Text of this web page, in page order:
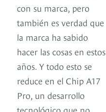
con su marca, pero
también es verdad que
la marca ha sabido
hacer las cosas en estos
años. Y todo esto se
reduce en el Chip A17
Pro, un desarrollo
tecnológico que no